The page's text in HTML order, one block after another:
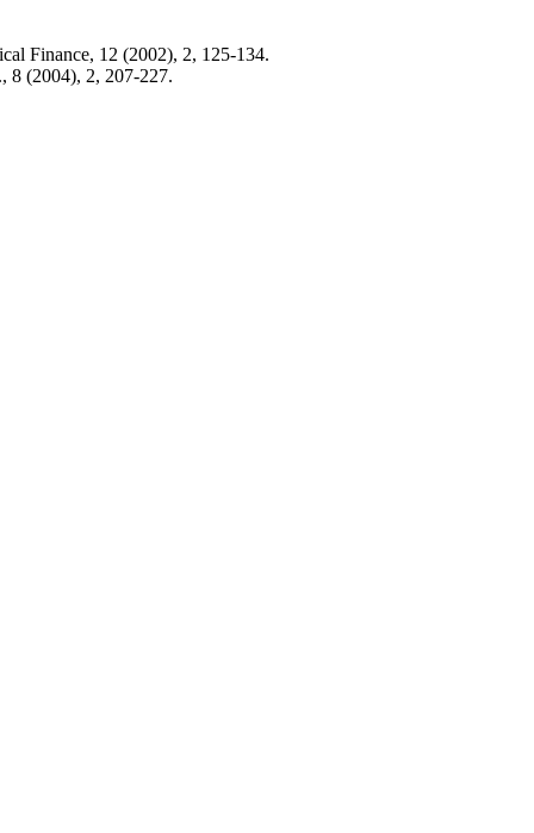
Finance, 12 (2002), 2, 125-134.
8 (2004), 2, 207-227.